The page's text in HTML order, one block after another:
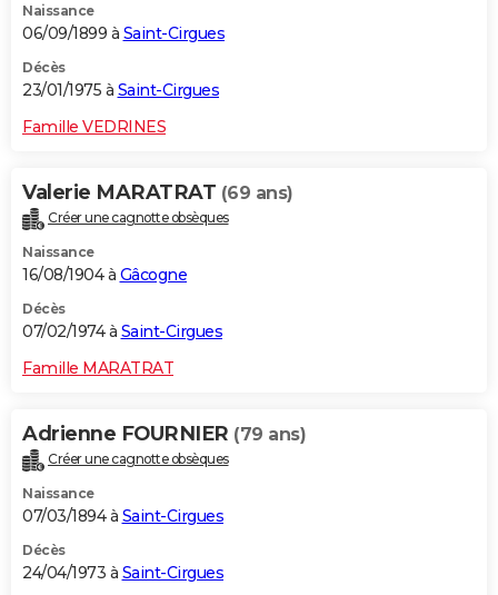
Naissance
06/09/1899 à Saint-Cirgues
Décès
23/01/1975 à Saint-Cirgues
Famille VEDRINES
Valerie MARATRAT (69 ans)
Créer une cagnotte obsèques
Naissance
16/08/1904 à Gâcogne
Décès
07/02/1974 à Saint-Cirgues
Famille MARATRAT
Adrienne FOURNIER (79 ans)
Créer une cagnotte obsèques
Naissance
07/03/1894 à Saint-Cirgues
Décès
24/04/1973 à Saint-Cirgues